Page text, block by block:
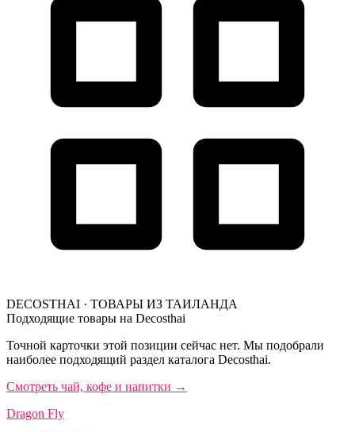
DECOSTHAI · ТОВАРЫ ИЗ ТАИЛАНДА
Подходящие товары на Decosthai
Точной карточки этой позиции сейчас нет. Мы подобрали
наиболее подходящий раздел каталога Decosthai.
Смотреть чай, кофе и напитки →
Dragon Fly